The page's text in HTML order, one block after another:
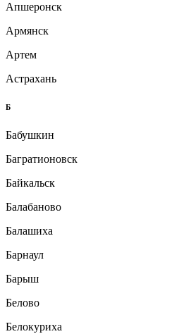
Апшеронск
Армянск
Артем
Астрахань
Б
Бабушкин
Багратионовск
Байкальск
Балабаново
Балашиха
Барнаул
Барыш
Белово
Белокуриха